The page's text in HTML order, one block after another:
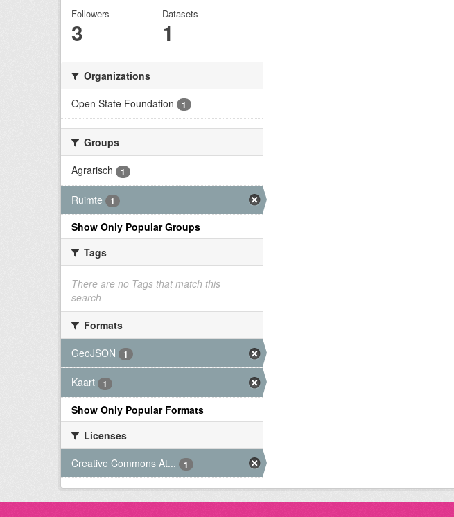
Followers
3
Datasets
1
Organizations
Open State Foundation
1
Groups
Agrarisch
1
Ruimte 1
Show Only Popular Groups
Tags
There are no Tags that match this
search
Formats
GeoJSON
1
Kaart 1
Show Only Popular Formats
Licenses
Creative Commons At...
1